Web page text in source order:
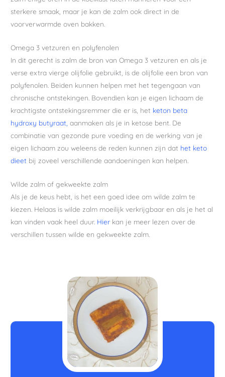
sterkere smaak, maar je kan de zalm ook direct in de
voorverwarmde oven bakken.
Omega 3 vetzuren en polyfenolen
In dit gerecht is zalm de bron van Omega 3 vetzuren en als je
verse extra vierge olijfolie gebruikt, is de olijfolie een bron van
polyfenolen. Beiden kunnen helpen met het tegengaan van
chronische ontstekingen. Bovendien kan je eigen lichaam de
krachtigste ontstekingsremmer die er is, het keton beta
hydroxy butyraat, aanmaken als je in ketose bent. De
combinatie van gezonde pure voeding en de werking van je
eigen lichaam zou weleens de reden kunnen zijn dat het keto
dieet bij zoveel verschillende aandoeningen kan helpen.
Wilde zalm of gekweekte zalm
Als je de keus hebt, is het een goed idee om wilde zalm te
kiezen. Helaas is wilde zalm moeilijk verkrijgbaar en als je het al
kan vinden vaak heel duur. Hier kan je meer lezen over de
verschillen tussen wilde en gekweekte zalm.
minuten minuten